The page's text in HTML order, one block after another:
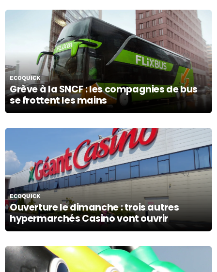
Grève à la SNCF : les compagnies de bus
se frottent les mains
ECOQUICK
30/10/19
Ouverture le dimanche : trois autres
hypermarchés Casino vont ouvrir
ECOQUICK
29/10/19